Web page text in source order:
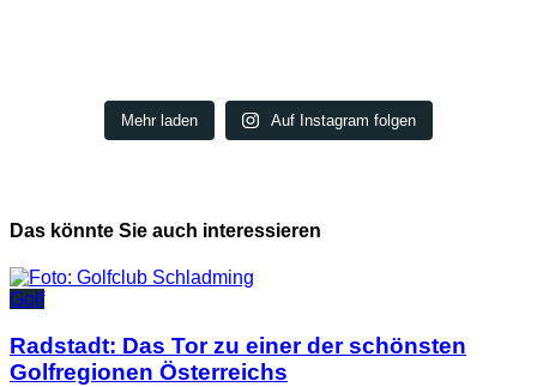
Mehr laden Auf Instagram folgen
Das könnte Sie auch interessieren
Golf
Radstadt: Das Tor zu einer der schönsten
Golfregionen Österreichs